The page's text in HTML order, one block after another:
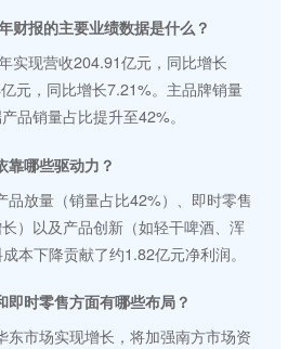
财报的主要业绩数据是什么？
实现营收204.91亿元，同比增长
元，同比增长7.21%。主品牌销量
品销量占比提升至42%。
靠哪些驱动力？
品放量（销量占比42%）、即时零售
）以及产品创新（如轻干啤酒、浑
本下降贡献了约1.82亿元净利润。
即时零售方面有哪些布局？
东市场实现增长，将加强南方市场资